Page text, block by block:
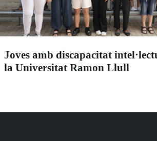
Joves amb discapacitat
la Universitat Ramon Llull